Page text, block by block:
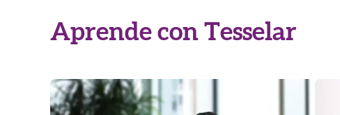
Aprende con Tesselar